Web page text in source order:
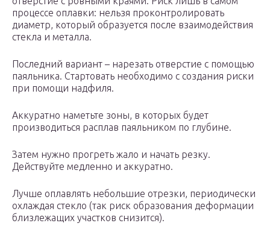
процессе оплавки: нельзя проконтролировать
диаметр, который образуется после взаимодействия
стекла и металла.
Последний вариант – нарезать отверстие с помощью
паяльника. Стартовать необходимо с создания риски
при помощи надфиля.
Аккуратно наметьте зоны, в которых будет
производиться расплав паяльником по глубине.
Затем нужно прогреть жало и начать резку.
Действуйте медленно и аккуратно.
Лучше оплавлять небольшие отрезки, периодически
охлаждая стекло (так риск образования деформации
близлежащих участков снизится).